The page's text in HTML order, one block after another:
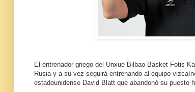
El entrenador griego del Unxue Bilbao Basket Fotis
Rusia y a su vez seguirá entrenando al equipo
estadounidense David Blatt que abandonó su puesto